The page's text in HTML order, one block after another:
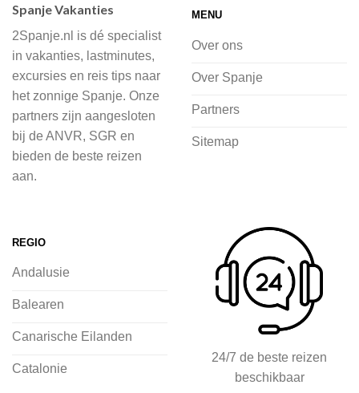
of je nu wilt relaxen op het strand,
cultuur wilt ontdekken of avontuur zoekt
in de natuur.
Bij 2Spanje.nl begint de voorpret al
voordat je het vliegtuig instapt, door
inspiratie op te doen over dit zonnige
vliegvakantie zoeken en boeken bij
2Spanje.nl, met een team dat altijd
klaarstaat om eventuele vragen te
beantwoorden en ervoor te zorgen dat
jij met een gerust hart op vakantie kunt
Spanje Vakanties
2Spanje.nl is dé specialist
in vakanties, lastminutes,
excursies en reis tips naar
het zonnige Spanje. Onze
partners zijn aangesloten
bij de ANVR, SGR en
bieden de beste reizen
aan.
MENU
Over ons
Over Spanje
Partners
Sitemap
REGIO
Andalusie
Balearen
Canarische Eilanden
Catalonie
24/7 de beste reizen
beschikbaar